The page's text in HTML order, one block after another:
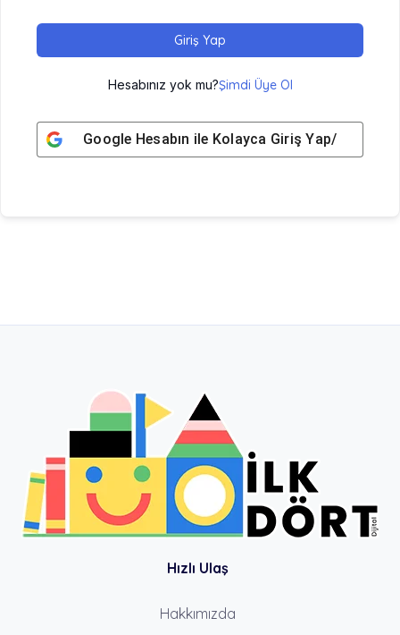
Giriş Yap
Hesabınız yok mu?Şimdi Üye Ol
Google Hesabın ile Kolayca Giriş Yap/ Üye Ol
Hızlı Ulaş
Hakkımızda